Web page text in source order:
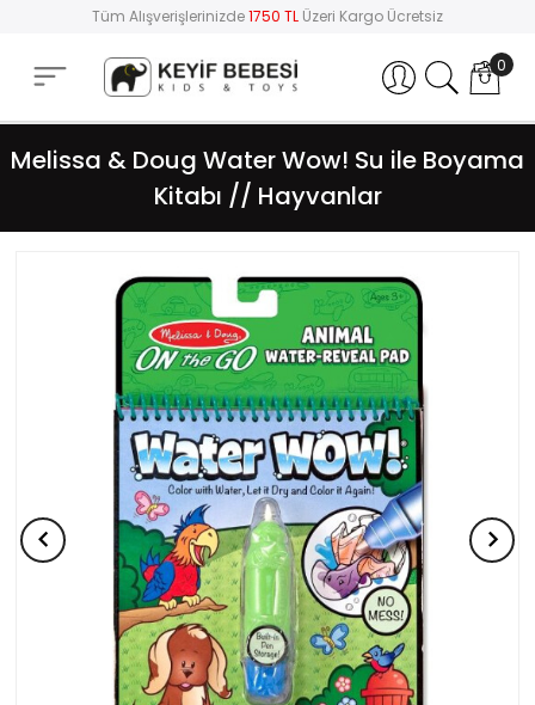
Tüm Alışverişlerinizde1750 TL Üzeri Kargo Ücretsiz
Hesabım 0
Melissa & Doug Water Wow! Su ile Boyama
Kitabı // Hayvanlar